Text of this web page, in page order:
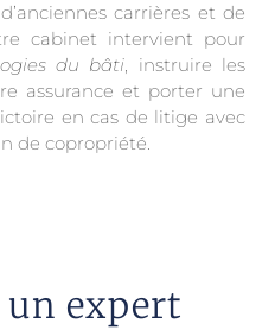
carrières et de
cabinet intervient pour
du bâti, instruire les
assurance et porter une
en cas de litige avec
de copropriété.
expert